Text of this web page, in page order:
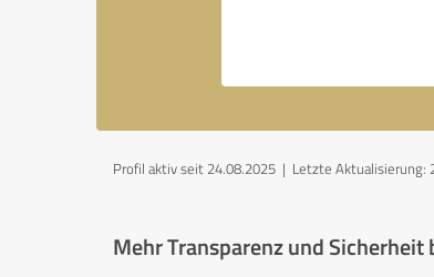
Profil aktiv seit 24.08.2025 | Letzte Aktualisierung:
Mehr Transparenz und Sicherheit